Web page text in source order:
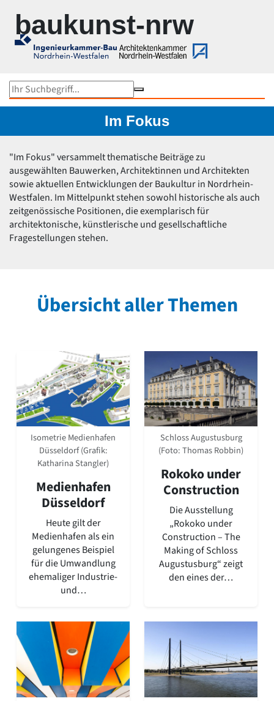
baukunst-nrw
Objektsuche
Im Fokus
Kunst und Bau NRW
Rheinbrücken in NRW
Werner Ruhnau
Ruhrtriennale 2024
NRW-Stadien EM 2024
Peter Kulka
Bauten von US-Büros in NRW
Harald Deilmann
Gottfried Böhm
Big Beautiful Buildings (Großbauten der Nachkriegszeit)
Epochen
Gesamtübersicht...
Gegenwart
Postmoderne
1950er-70er Jahre
Moderne
Reformarchitektur
Historismus
Klassizismus
Barock
Renaissance
Gotik
Romanik
Vorromanik
Römische Antike
Über baukunst-nrw
Fachbeirat
Freunde & Förderer
Kontakt
Impressum
Datenschutz
Im Fokus
"Im Fokus" versammelt thematische Beiträge zu
ausgewählten Bauwerken, Architektinnen und Architekten
sowie aktuellen Entwicklungen der Baukultur in Nordrhein-
Westfalen. Im Mittelpunkt stehen sowohl historische als auch
zeitgenössische Positionen, die exemplarisch für
architektonische, künstlerische und gesellschaftliche
Fragestellungen stehen.
Übersicht aller Themen
Isometrie Medienhafen
Düsseldorf (Grafik:
Katharina Stangler)
Medienhafen
Düsseldorf
Heute gilt der
Medienhafen als ein
gelungenes Beispiel
für die Umwandlung
ehemaliger Industrie-
und…
Schloss Augustusburg
(Foto: Thomas Robbin)
Rokoko under
Construction
Die Ausstellung
„Rokoko under
Construction – The
Making of Schloss
Augustusburg“ zeigt
den eines der…